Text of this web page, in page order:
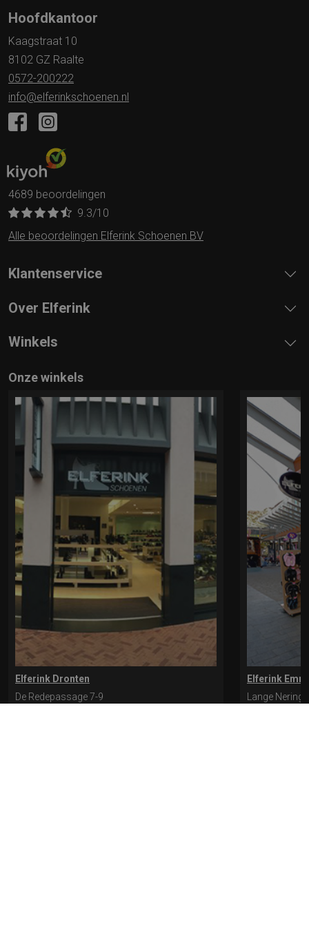
Hoofdkantoor
Kaagstraat 10
8102 GZ Raalte
0572-200222
info@elferinkschoenen.nl
4689 beoordelingen
9.3/10
Alle beoordelingen Elferink Schoenen BV
Klantenservice
Over Elferink
Winkels
Onze winkels
Elferink Dronten
De Redepassage 7-9
Elferink
Lange Nering